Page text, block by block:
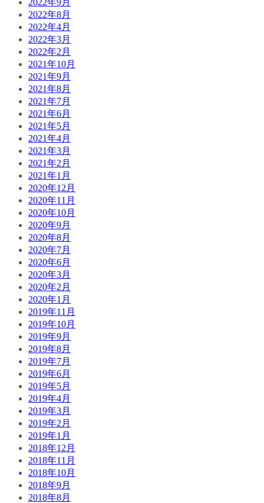
2022年8月
2022年4月
2022年3月
2022年2月
2021年10月
2021年9月
2021年8月
2021年7月
2021年6月
2021年5月
2021年4月
2021年3月
2021年2月
2021年1月
2020年12月
2020年11月
2020年10月
2020年9月
2020年8月
2020年7月
2020年6月
2020年3月
2020年2月
2020年1月
2019年11月
2019年10月
2019年9月
2019年8月
2019年7月
2019年6月
2019年5月
2019年4月
2019年3月
2019年2月
2019年1月
2018年12月
2018年11月
2018年10月
2018年9月
2018年8月